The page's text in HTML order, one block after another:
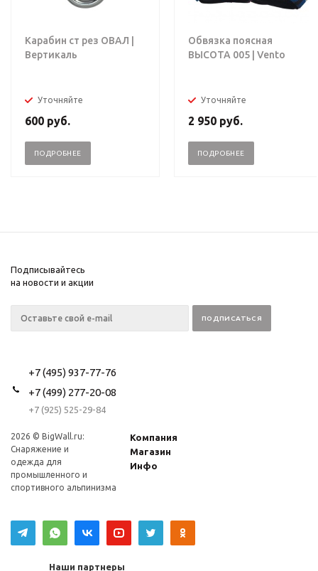
Карабин ст рез ОВАЛ |
Вертикаль
Уточняйте
600 руб.
ПОДРОБНЕЕ
Обвязка поясная
ВЫСОТА 005 | Vento
Уточняйте
2 950 руб.
ПОДРОБНЕЕ
Подписывайтесь
на новости и акции
+7 (495) 937-77-76
+7 (499) 277-20-08
+7 (925) 525-29-84
2026 © BigWall.ru:
Снаряжение и
одежда для
промышленного и
спортивного альпинизма
Компания
Магазин
Инфо
Наши партнеры